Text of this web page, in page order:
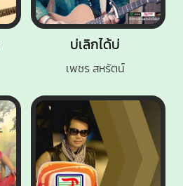
บ่เลิกได้บ่
เพชร สหรัตน์